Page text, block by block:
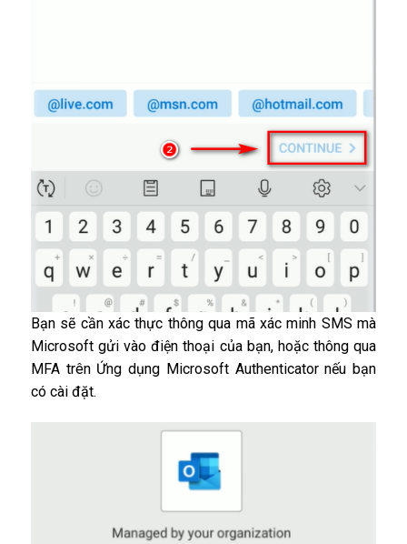
Bạn sẽ cần xác thực thông qua mã xác minh SMS mà
Microsoft gửi vào điện thoại của bạn, hoặc thông qua
MFA trên Ứng dụng Microsoft Authenticator nếu bạn
có cài đặt.